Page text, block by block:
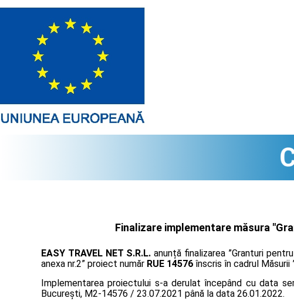
Finalizare implementare măsura
EASY TRAVEL NET S.R.L. anunță finalizarea ”Granturi
anexa nr.2” proiect număr RUE 14576 înscris în cadrul Măsurii
Implementarea proiectului s-a derulat începând cu data
București, M2-14576 / 23.07.2021 până la data 26.01.2022.